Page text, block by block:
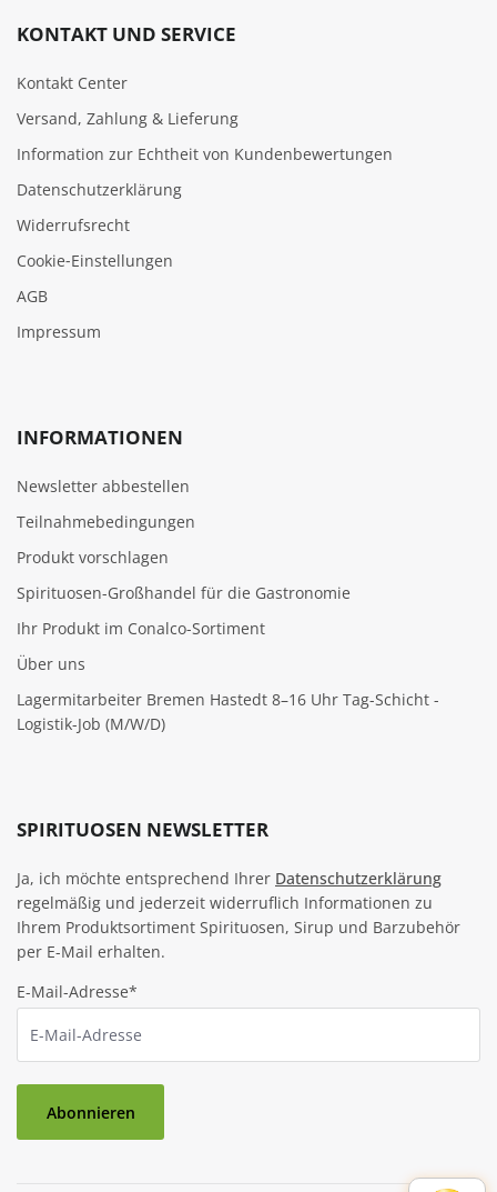
KONTAKT UND SERVICE
Kontakt Center
Versand, Zahlung & Lieferung
Information zur Echtheit von Kundenbewertungen
Datenschutzerklärung
Widerrufsrecht
Cookie‑Einstellungen
AGB
Impressum
INFORMATIONEN
Newsletter abbestellen
Teilnahmebedingungen
Produkt vorschlagen
Spirituosen-Großhandel für die Gastronomie
Ihr Produkt im Conalco-Sortiment
Über uns
Lagermitarbeiter Bremen Hastedt 8–16 Uhr Tag-Schicht -
Logistik-Job (M/W/D)
SPIRITUOSEN NEWSLETTER
Ja, ich möchte entsprechend Ihrer Datenschutzerklärung
regelmäßig und jederzeit widerruflich Informationen zu
Ihrem Produktsortiment Spirituosen, Sirup und Barzubehör
per E-Mail erhalten.
E-Mail-Adresse*
Abonnieren